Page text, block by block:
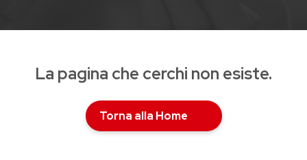
La pagina che cerchi non esiste.
Torna alla Home